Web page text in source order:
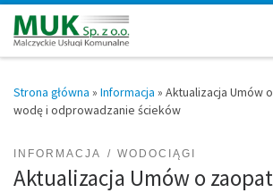
Przejdź do treści
Strona główna » Informacja » Aktualizacja Umów
wodę i odprowadzanie ścieków
INFORMACJA WODOCIĄGI
Aktualizacja Umów o